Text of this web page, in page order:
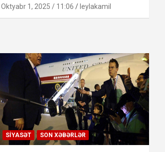
Oktyabr 1, 2025 / 11:06 leylakamil
SIYASƏT SON XƏBƏRLƏR